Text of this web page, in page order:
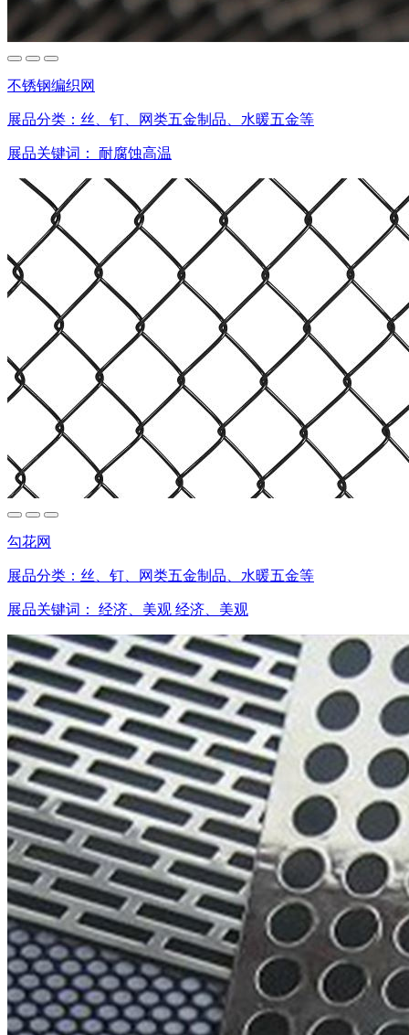
不锈钢编织网
展品分类： 丝、钉、网类五金制品、水暖五金等
展品关键词： 耐腐蚀高温
勾花网
展品分类： 丝、钉、网类五金制品、水暖五金等
展品关键词： 经济、美观 经济、美观